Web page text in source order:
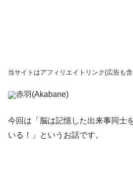
当サイトはアフィリエイトリンク(広告も含
赤羽(Akabane)
今回は「脳は記憶した出来事同士
いる！」というお話です。